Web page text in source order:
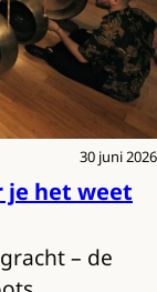
30 juni 2026
je het weet
– de